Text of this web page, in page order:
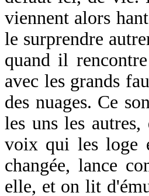
viennent alors
le surprendre
quand il
avec les grands
des nuages. Ce
les uns les
voix qui les loge
changée, lance
elle, et on lit